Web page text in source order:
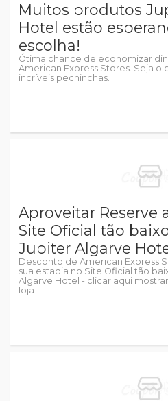
Muitos produtos
Hotel estão
escolha!
Ótima chance de economizar
American Express Stores. Seja o
incríveis pechinchas.
Aproveitar Reserve
Site Oficial tão
Jupiter Algarve
Desconto de American Express
sua estadia no Site Oficial tão
Algarve Hotel - clicar aqui
loja